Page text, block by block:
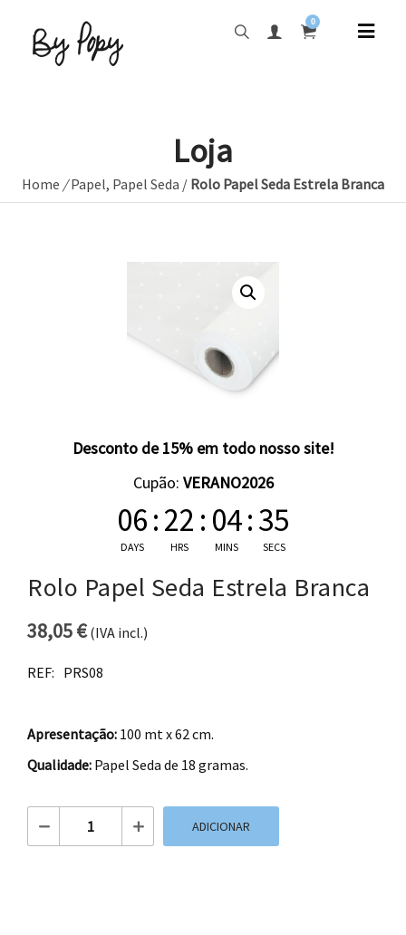
0
Loja
Home /Papel, Papel Seda / Rolo Papel Seda Estrela Branca
Desconto de 15% em todo nosso site!
Cupão: VERANO2026
06
DAYS
:22
HRS
: 04
MINS
:34
SECS
Rolo Papel Seda Estrela Branca
38,05€(IVA incl.)
REF: PRS08
Apresentação: 100 mt x 62 cm.
Qualidade: Papel Seda de 18 gramas.
Quantidade de Rolo Papel Seda Estrela Branca
ADICIONAR